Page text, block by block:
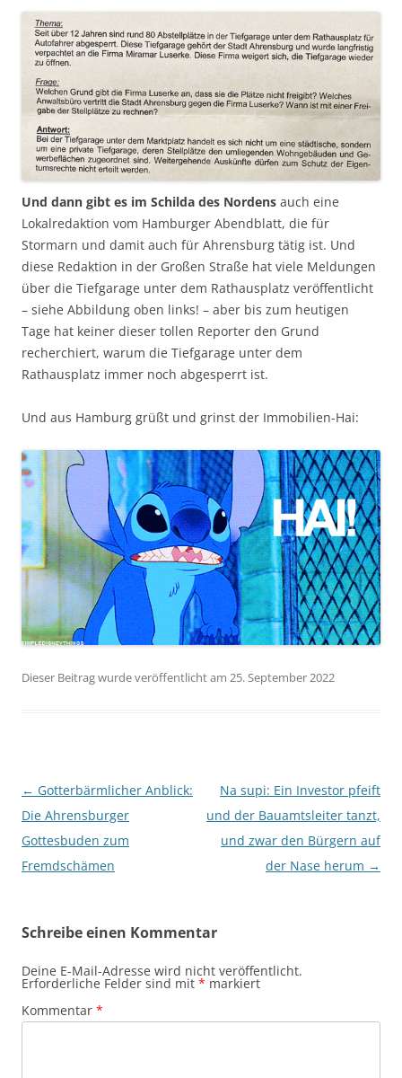
Und dann gibt es im Schilda des Nordens auch eine
Lokalredaktion vom Hamburger Abendblatt, die für
Stormarn und damit auch für Ahrensburg tätig ist. Und
diese Redaktion in der Großen Straße hat viele Meldungen
über die Tiefgarage unter dem Rathausplatz veröffentlicht
– siehe Abbildung oben links! – aber bis zum heutigen
Tage hat keiner dieser tollen Reporter den Grund
recherchiert, warum die Tiefgarage unter dem
Rathausplatz immer noch abgesperrt ist.
Und aus Hamburg grüßt und grinst der Immobilien-Hai:
Dieser Beitrag wurde veröffentlicht am 25. September 2022
Beitragsnavigation
← Gotterbärmlicher Anblick:
Die Ahrensburger
Gottesbuden zum
Fremdschämen
Na supi: Ein Investor pfeift
und der Bauamtsleiter tanzt,
und zwar den Bürgern auf
der Nase herum →
Schreibe einen Kommentar
Deine E-Mail-Adresse wird nicht veröffentlicht.
Erforderliche Felder sind mit * markiert
Kommentar *